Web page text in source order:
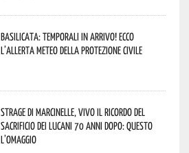
Basilicata: temporali in arrivo! Ecco
l’allerta meteo della Protezione civile
Strage di Marcinelle, vivo il ricordo del
sacrificio dei lucani 70 anni dopo: questo
l’omaggio